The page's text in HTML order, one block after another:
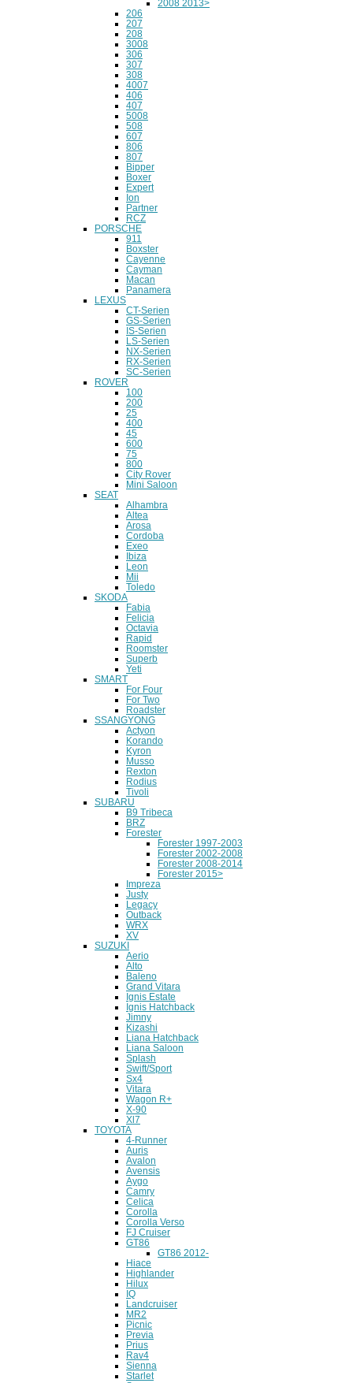
2008 2013>
206
207
208
3008
306
307
308
4007
406
407
5008
508
607
806
807
Bipper
Boxer
Expert
Ion
Partner
RCZ
PORSCHE
911
Boxster
Cayenne
Cayman
Macan
Panamera
LEXUS
CT-Serien
GS-Serien
IS-Serien
LS-Serien
NX-Serien
RX-Serien
SC-Serien
ROVER
100
200
25
400
45
600
75
800
City Rover
Mini Saloon
SEAT
Alhambra
Altea
Arosa
Cordoba
Exeo
Ibiza
Leon
Mii
Toledo
SKODA
Fabia
Felicia
Octavia
Rapid
Roomster
Superb
Yeti
SMART
For Four
For Two
Roadster
SSANGYONG
Actyon
Korando
Kyron
Musso
Rexton
Rodius
Tivoli
SUBARU
B9 Tribeca
BRZ
Forester
Forester 1997-2003
Forester 2002-2008
Forester 2008-2014
Forester 2015>
Impreza
Justy
Legacy
Outback
WRX
XV
SUZUKI
Aerio
Alto
Baleno
Grand Vitara
Ignis Estate
Ignis Hatchback
Jimny
Kizashi
Liana Hatchback
Liana Saloon
Splash
Swift/Sport
Sx4
Vitara
Wagon R+
X-90
Xl7
TOYOTA
4-Runner
Auris
Avalon
Avensis
Aygo
Camry
Celica
Corolla
Corolla Verso
FJ Cruiser
GT86
GT86 2012-
Hiace
Highlander
Hilux
IQ
Landcruiser
MR2
Picnic
Previa
Prius
Rav4
Sienna
Starlet